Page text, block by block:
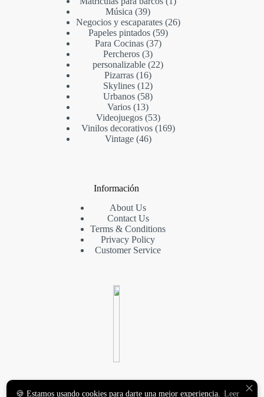
Música 39
Negocios y escaparates 26
Papeles pintados 59
Para Cocinas 37
Percheros 3
personalizable 22
Pizarras 16
Skylines 12
Urbanos 58
Varios 13
Videojuegos 53
Vinilos decorativos 169
Vintage 46
Información
About Us
Contact Us
Terms & Conditions
Privacy Policy
Customer Service
VINILOS DECORATIVOS
🍪 Estamos usando cookies para darte una mejor experiencia. Leer